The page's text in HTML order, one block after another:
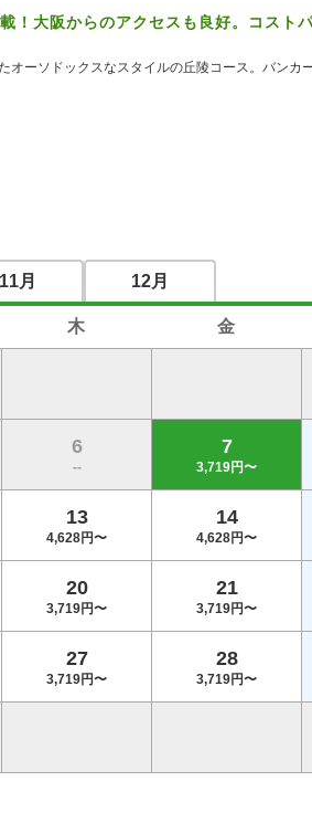
！大阪からのアクセスも良好。コスト
オーソドックスなスタイルの丘陵コース。バンカ
11月 12月
木 金
6
--
7
3,719円〜
13
4,628円〜
14
4,628円〜
20
3,719円〜
21
3,719円〜
27
3,719円〜
28
3,719円〜